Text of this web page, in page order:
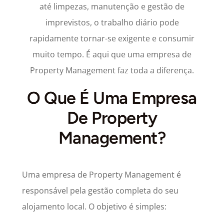
até limpezas, manutenção e gestão de
imprevistos, o trabalho diário pode
rapidamente tornar-se exigente e consumir
muito tempo. É aqui que uma empresa de
Property Management faz toda a diferença.
O Que É Uma Empresa
De Property
Management?
Uma empresa de Property Management é
responsável pela gestão completa do seu
alojamento local. O objetivo é simples: